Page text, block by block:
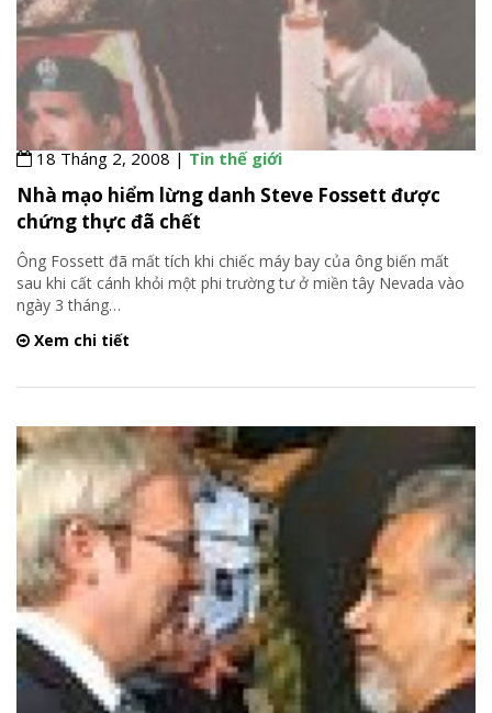
18 Tháng 2, 2008 |Tin thế giới
Nhà mạo hiểm lừng danh Steve Fossett được
chứng thực đã chết
Ông Fossett đã mất tích khi chiếc máy bay của ông biến mất
sau khi cất cánh khỏi một phi trường tư ở miền tây Nevada vào
ngày 3 tháng…
Xem chi tiết